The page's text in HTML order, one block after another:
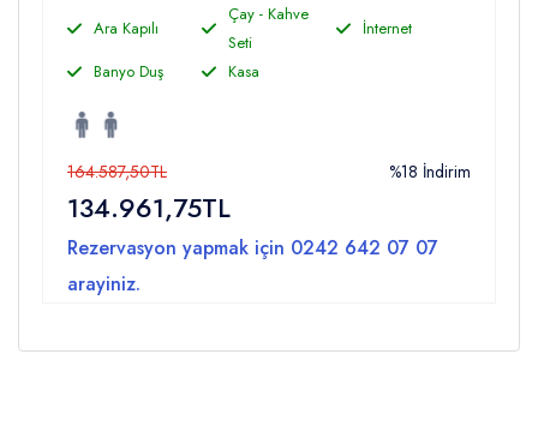
Ara Kapılı
Çay - Kahve
Seti
İnternet
Banyo Duş
Kasa
164.587,50TL %18 İndirim
134.961,75TL
Rezervasyon yapmak için 0242 642 07 07
arayiniz.